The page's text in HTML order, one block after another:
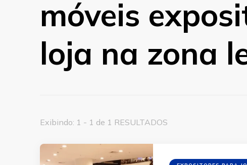
móveis
loja na zona
Exibindo: 1 - 1 de 1 RESULTADOS